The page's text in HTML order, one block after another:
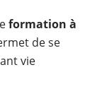
formation à
de se
vie